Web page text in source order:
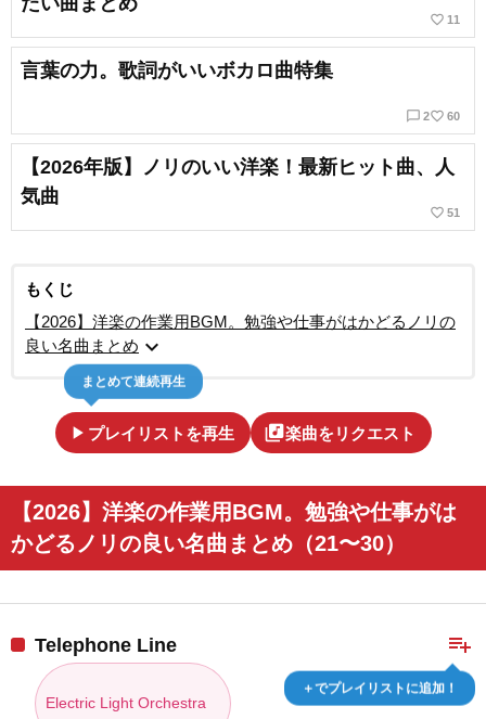
favorite_border 11
言葉の力。歌詞がいいボカロ曲特集
chat_bubble_outline 2favorite_border 60
【2026年版】ノリのいい洋楽！最新ヒット曲、人
気曲
favorite_border 51
もくじ
【2026】洋楽の作業用BGM。勉強や仕事がはかどるノリの
良い名曲まとめ expand_more
play_arrow プレイリストを再生
まとめて連続再生
library_music楽曲をリクエスト
【2026】洋楽の作業用BGM。勉強や仕事がは
かどるノリの良い名曲まとめ（21〜30）
playlist_add
＋でプレイリストに追加！
Telephone Line
Electric Light Orchestra